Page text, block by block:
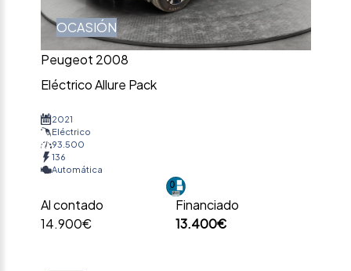
OCASIÓN
Peugeot 2008
Eléctrico Allure Pack
2021
Eléctrico
93.500
136
Automática
Al contado
14.900€
Financiado
13.400€